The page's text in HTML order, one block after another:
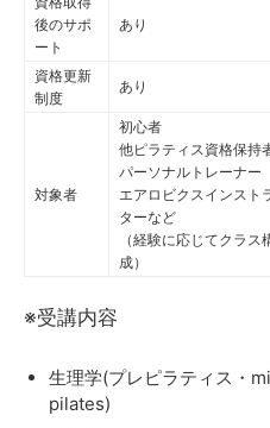
後のサポ
ート
あり
資格更新
制度
あり
対象者
初心者
他ピラティス資格保持
パーソナルトレーナー
エアロビクスインスト
ターなど
（経験に応じてクラス
成）
※受講内容
生理学(プレピラティス・
pilates)